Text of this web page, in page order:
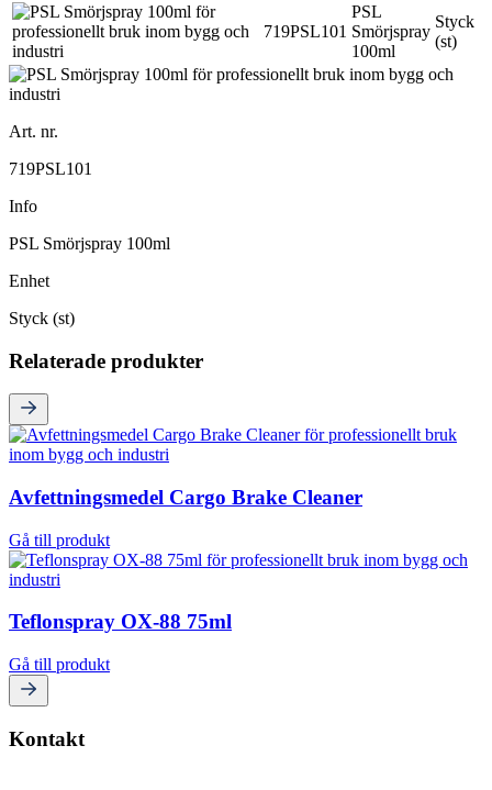
719PSL101
PSL
Smörjspray
100ml
Styck
(st)
Art. nr.
719PSL101
Info
PSL Smörjspray 100ml
Enhet
Styck (st)
Relaterade produkter
Avfettningsmedel Cargo Brake Cleaner
Gå till produkt
Teflonspray OX-88 75ml
Gå till produkt
Kontakt